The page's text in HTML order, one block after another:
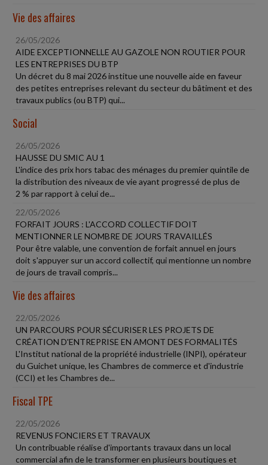
Vie des affaires
26/05/2026
AIDE EXCEPTIONNELLE AU GAZOLE NON ROUTIER POUR
LES ENTREPRISES DU BTP
Un décret du 8 mai 2026 institue une nouvelle aide en faveur
des petites entreprises relevant du secteur du bâtiment et des
travaux publics (ou BTP) qui...
Social
26/05/2026
HAUSSE DU SMIC AU 1
L'indice des prix hors tabac des ménages du premier quintile de
la distribution des niveaux de vie ayant progressé de plus de
2 % par rapport à celui de...
22/05/2026
FORFAIT JOURS : L'ACCORD COLLECTIF DOIT
MENTIONNER LE NOMBRE DE JOURS TRAVAILLÉS
Pour être valable, une convention de forfait annuel en jours
doit s'appuyer sur un accord collectif, qui mentionne un nombre
de jours de travail compris...
Vie des affaires
22/05/2026
UN PARCOURS POUR SÉCURISER LES PROJETS DE
CRÉATION D'ENTREPRISE EN AMONT DES FORMALITÉS
L'Institut national de la propriété industrielle (INPI), opérateur
du Guichet unique, les Chambres de commerce et d'industrie
(CCI) et les Chambres de...
Fiscal TPE
22/05/2026
REVENUS FONCIERS ET TRAVAUX
Un contribuable réalise d'importants travaux dans un local
commercial afin de le transformer en plusieurs boutiques et